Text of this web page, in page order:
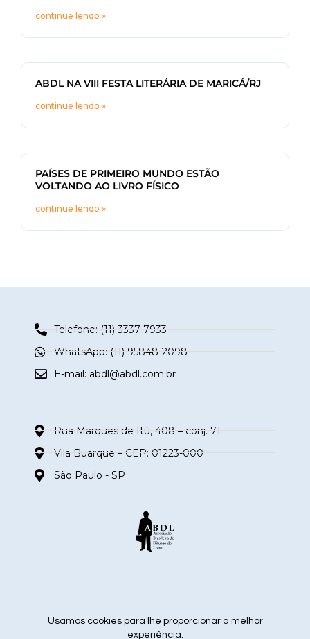
continue lendo »
ABDL NA VIII FESTA LITERÁRIA DE MARICÁ/RJ
continue lendo »
PAÍSES DE PRIMEIRO MUNDO ESTÃO
VOLTANDO AO LIVRO FÍSICO
continue lendo »
Telefone: (11) 3337-7933
WhatsApp: (11) 95848-2098
E-mail: abdl@abdl.com.br
Rua Marques de Itú, 408 – conj. 71
Vila Buarque – CEP: 01223-000
São Paulo - SP
siga nas redes sociais
Usamos cookies para lhe proporcionar a melhor
experiência.